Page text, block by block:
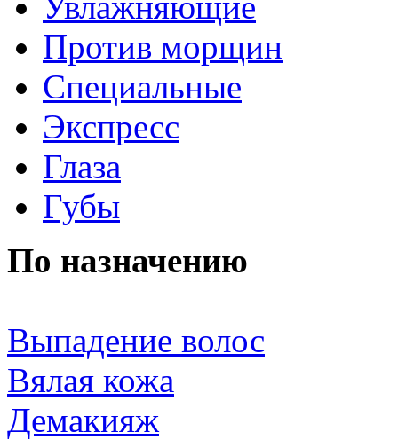
Против морщин
Специальные
Экспресс
Глаза
Губы
По назначению
Выпадение волос
Вялая кожа
Демакияж